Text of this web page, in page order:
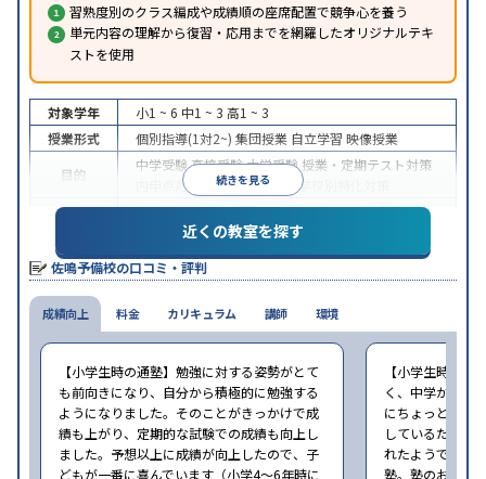
習熟度別のクラス編成や成績順の座席配置で競争心を養う
単元内容の理解から復習・応用までを網羅したオリジナルテキ
ストを使用
続きを見る
対象学年 小1 ~ 6 中1 ~ 3 高1 ~ 3
授業形式
個別指導(1対2~) 集団授業 自立学習 映像授業
目的
中学受験高校受験大学受験 授業・定期テスト対策
内申点対策
学習習慣の定着
学校別特化対策
授業の振替可能学習にPC・タブレットを利用1科
目から受講可能季節講習のみの受講可
※2023年10月調査。小学校高学年の集団塾アンケート調査方法を参照
近くの教室を探す
佐鳴予備校の口コミ・評判
成績向上
【小学生時の通塾】勉強に対する姿勢がとて
も前向きになり、自分から積極的に勉強する
ようになりました。そのことがきっかけで成
績も上がり、定期的な試験での成績も向上し
ました。予想以上に成績が向上したので、子
どもが一番に喜んでいます（小学4〜6年時に
【小学生時の通
く、中学から始
にちょっと通い
しているため、
れたようでした
塾。塾のおすす
料金 カリキュラム 講師 環境